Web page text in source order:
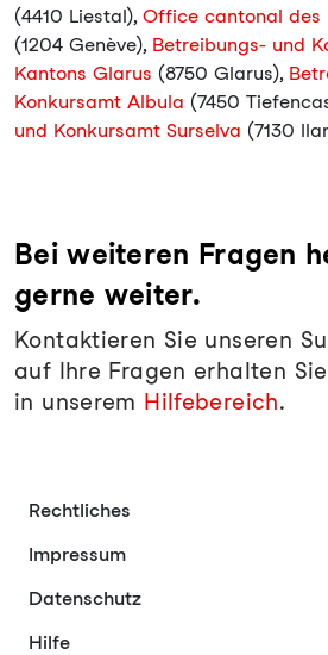
(4410 Liestal), Office cantonal des
(1204 Genève), Betreibungs- und
Kantons Glarus (8750 Glarus),
Konkursamt Albula (7450
und Konkursamt Surselva (7130
Bei weiteren Fragen
gerne weiter.
Kontaktieren Sie unseren
auf Ihre Fragen erhalten
in unserem Hilfebereich.
Rechtliches
Impressum
Datenschutz
Hilfe